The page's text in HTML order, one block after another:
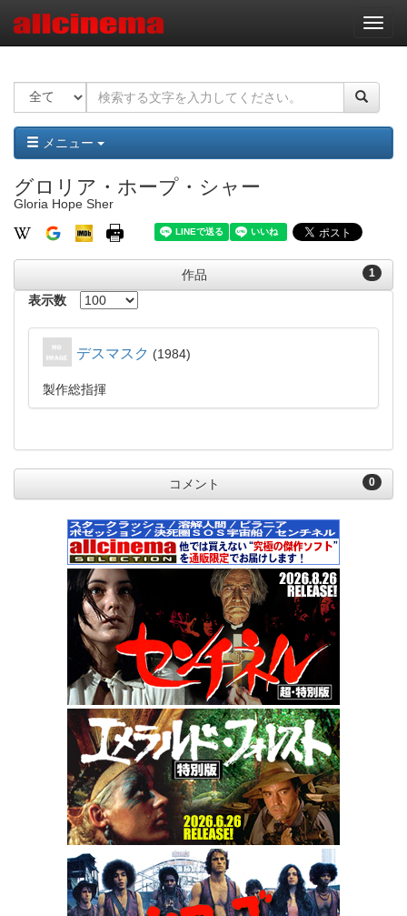
ナ
ビ
ー
ョ
ン
メニュー
グロリア・ホープ・シャー
Gloria Hope Sher
1
作品
表示数
デスマスク 1984
製作総指揮
0
コメント